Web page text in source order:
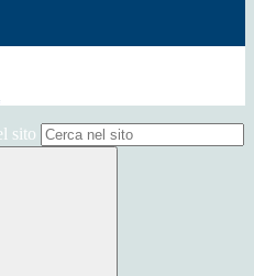
sito